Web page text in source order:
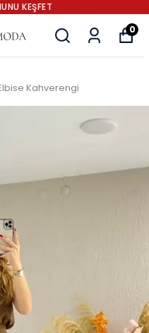
KEŞFET
0
Kahverengi